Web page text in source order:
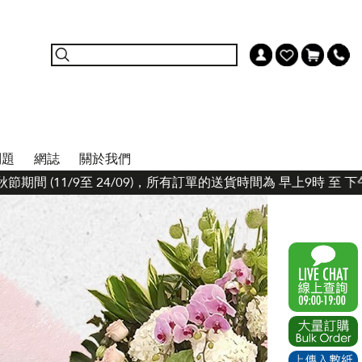
網誌
關於我們
(11/9至 24/09)，所有訂單的送貨時間為 早上9時 至 下午6